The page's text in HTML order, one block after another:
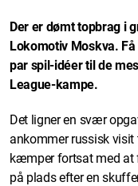
Der er dømt topbrag i
Lokomotiv Moskva.
par spil-idéer til de
League-kampe.
Det ligner en svær
ankommer russisk visit
kæmper fortsat med at
på plads efter en